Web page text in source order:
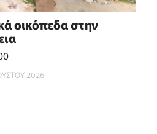
οικόπεδα στην
2026